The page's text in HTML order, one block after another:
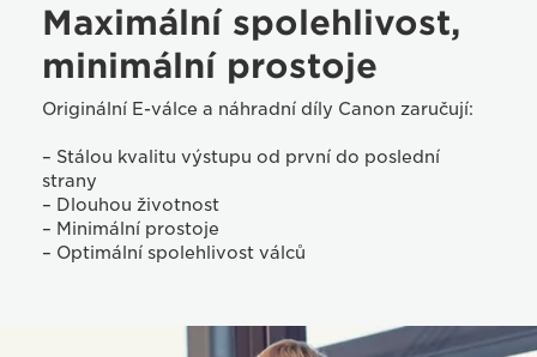
Maximální spolehlivost,
minimální prostoje
Originální E-válce a náhradní díly Canon zaručují:
– Stálou kvalitu výstupu od první do poslední
strany
– Dlouhou životnost
– Minimální prostoje
– Optimální spolehlivost válců